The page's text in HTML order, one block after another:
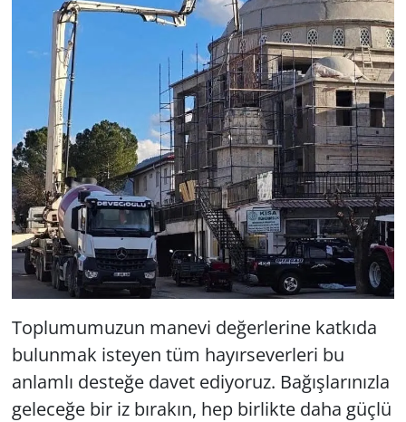
Toplumumuzun manevi değerlerine katkıda
bulunmak isteyen tüm hayırseverleri bu
anlamlı desteğe davet ediyoruz. Bağışlarınızla
geleceğe bir iz bırakın, hep birlikte daha güçlü